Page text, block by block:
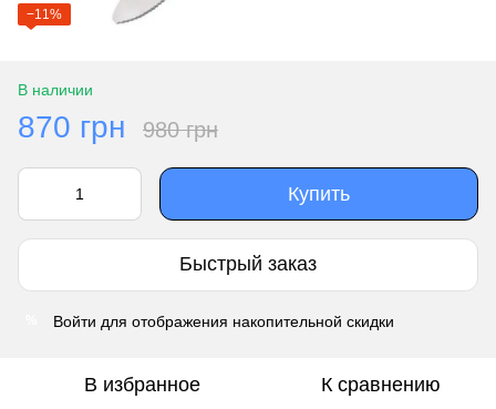
−11%
В наличии
870 грн 980 грн
Купить
Быстрый заказ
Войти для отображения накопительной скидки
В избранное К сравнению